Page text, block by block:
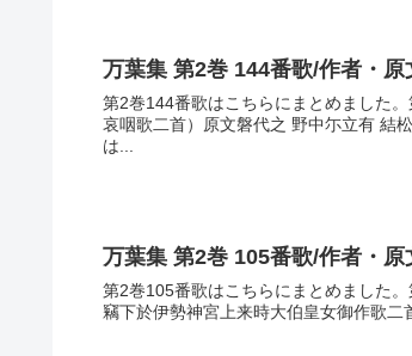
万葉集 第2巻 144番歌/作者・
第2巻144番歌はこちらにまとめました
哀咽歌二首）原文磐代之 野中尓立有 結
は...
万葉集 第2巻 105番歌/作者・
第2巻105番歌はこちらにまとめました
竊下於伊勢神宮上来時大伯皇女御作歌二